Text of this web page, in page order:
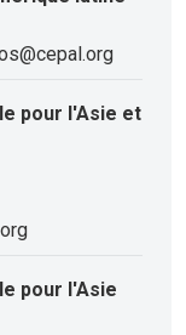
pour l'Asie et
pour l'Asie